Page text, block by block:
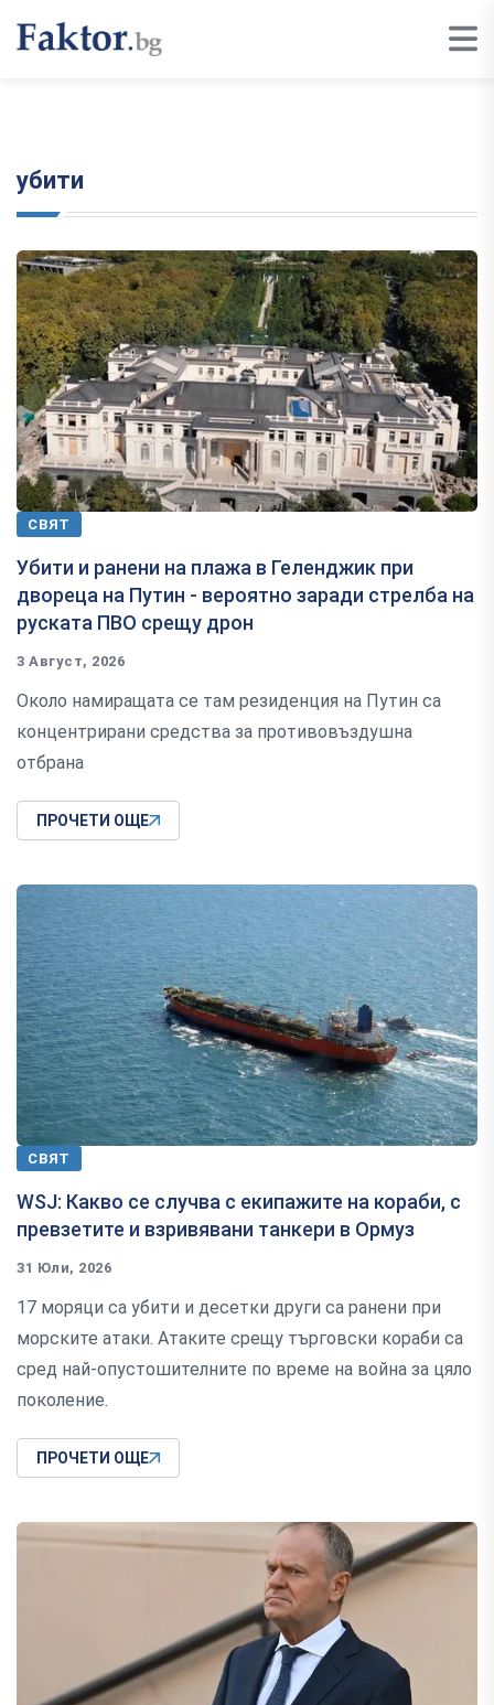
убити
СВЯТ
Убити и ранени на плажа в Геленджик при
двореца на Путин - вероятно заради стрелба на
руската ПВО срещу дрон
3 Август, 2026
Около намиращата се там резиденция на Путин са
концентрирани средства за противовъздушна
отбрана
ПРОЧЕТИ ОЩЕ
СВЯТ
WSJ: Какво се случва с екипажите на кораби, с
превзетите и взривявани танкери в Ормуз
31 Юли, 2026
17 моряци са убити и десетки други са ранени при
морските атаки. Атаките срещу търговски кораби са
сред най-опустошителните по време на война за цяло
поколение.
ПРОЧЕТИ ОЩЕ